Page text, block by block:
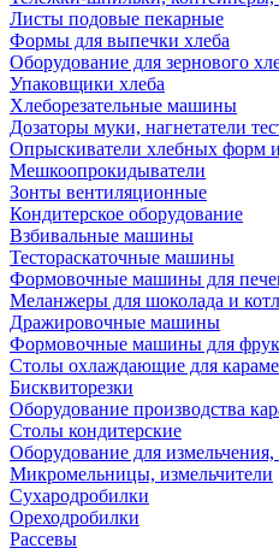
Листы подовые пекарные
Формы для выпечки хлеба
Оборудование для зернового
Упаковщики хлеба
Хлеборезательные машины
Дозаторы муки, нагнетатели
Опрыскиватели хлебных форм
Мешкоопрокидыватели
Зонты вентиляционные
Кондитерское оборудование
Взбивальные машины
Тестораскаточные машины
Формовочные машины для
Меланжеры для шоколада и
Дражировочные машины
Формовочные машины для
Столы охлаждающие для
Бисквиторезки
Оборудование производства
Столы кондитерские
Оборудование для
Микромельницы, измельчители
Сухародробилки
Ореходробилки
Рассевы